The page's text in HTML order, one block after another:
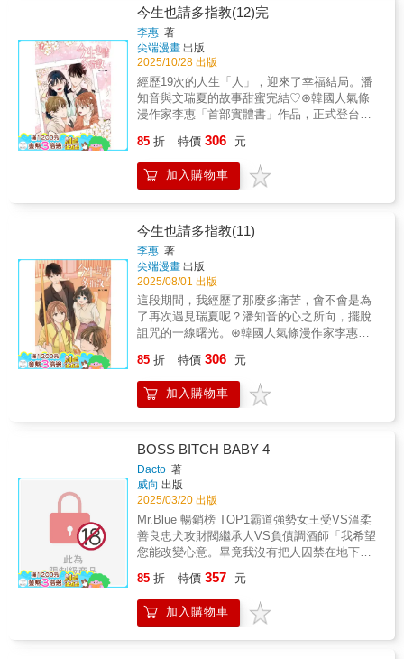
力表層有燙粉色的作者簽名，漫迷必收！注意
事項：1. 表面可能存在細小劃痕，此情況不在
售後範圍內2. 壓克力表層為了燙金，會先將保
護膜撕除再燙金，故表面無法覆膜，請勿嘗試
撕膜，如因人為破壞導致壓克力層損傷，此情
況不得退換貨3. 包邊因工藝限制可能存在皺
褶、翹邊、溢膠等情況，屬正常現象，不視為
瑕疵4. 商品出廠後，板子會因環境因素產生彎
曲，屬正常現象，不視為瑕疵5. 請勿靠近火
尖銳物品碰觸二、雙閃徽章組（母女款，1組2
款）尺寸：直徑5.8cm圓形徽章材質：彩瓷閃
底、表層有燙金及燙銀最美麗的母女檔身影，
射票（1組2款）尺寸：6x18cm、雙面不同圖材
質：鐳射銀卡╱UV印刷╱絲絨霧膜+局部立體
磨砂「皇室大婚款」為絲絨銀票卡、「花容月
貌款」為磨砂鐳射票，兩款不同材質的票卡，
呈現不同閃光質感。兩款皆為雙面不同圖，可
當書籤使用，或當票卡收藏。四、明信片A組尺
寸：10.5x15cm明信片1組3款，共2組6款，快
和每天喝得酩酊大醉的母親住在貧民區相依為
命，即使被母親嫌棄，她仍敬業工作，獨自養
家糊口。直到有天，媽媽從恍如隔世的宿醉中
守護寶貝女兒，於是，告訴莉莉卡，她要去參
加一場重要的宮廷舞會……幾天後，突然有人
來接莉莉卡入宮，原來母親和皇帝私下達成協
議，成了契約皇后，莉莉卡也從平民少女搖身
變成帝國唯一的皇女，而繼兄則為皇太子。單
純的莉莉卡就此闖入充滿魔法與險惡人心的皇
城，稟持著「契約皇女」應有的敬業精神，在
爾虞我詐的宮廷裡展開華麗冒險！「啊啊，原
來被母親抱在懷裡，是這麼美妙的一件事
更多精采活動與新書訊息請關注：愛呦文創粉
絲團：https://www.facebook.com/iyao.book/
限，送完為止，預購結束後所出貨的商品就不
再附贈3. 商品示意圖僅供參考，實際印刷顏色
及效果請以實品為準，謝謝4. 贈品盒等外包裝
為保護之用，若因運送產生些微碰撞、壓痕等
狀況皆屬正常現象，恕無法退換= 商品簡介 =
一、磁吸壓克力串串吊飾材質：2+1cm透明壓
克力╱皆雙面同圖╱底座有埋磁鐵尺寸：吊飾
後，莉莉卡有如灰姑娘般要參加宮廷舞會了！
串串壓克力可磁吸在冰箱、白板、電腦主機、
辦公桌隔板……等任何帶磁性的物品上。注意
磁，恕無法退換3. 壓克力製品較脆弱，使用時
請小心勿揮落或碰掉，若使用不當而摔壞，恕
無法退換二、水晶浮雕燙金轉印貼紙（1組2
款）尺寸：10.5x15cm╱燙玫瑰金使用方式：
可自行剪貼在任何平面物品上，例如筆電、手
機殼、水杯……等。另附一個天地蓋的方形小
鐵盒，可以自行用貼紙做裝飾，並收納剪下來
項：1. 鐵盒表面可能存在細小劃痕，此情況不
用 3. 將剪下的貼紙撕下離型紙，放到想黏
貼的物品位子上，用手壓到密合，慢慢撕下保
護膜三、明信片B組尺寸：10.5x15cm明信片1
善良樂觀的莉莉卡，和每天喝得酩酊大醉的母
親住在貧民區相依為命，即使被母親嫌棄，她
仍敬業工作，獨自養家糊口。直到有天，媽媽
從恍如隔世的宿醉中驚醒，想起前世種種，悔
恨不已，母女抱頭痛哭一場後，媽媽發誓今生
要想辦法出人頭地，守護寶貝女兒，於是，告
訴莉莉卡，她要去參加一場重要的宮廷舞
會……幾天後，突然有人來接莉莉卡入宮，原
來母親和皇帝私下達成協議，成了契約皇后，
莉莉卡也從平民少女搖身變成帝國唯一的皇
女，而繼兄則為皇太子。單純的莉莉卡就此闖
卡、磁吸串串壓克力吊飾、水晶浮雕轉印貼紙
（附天地蓋小方盒）……獨家精美周邊，限量
珍藏 ★ 隨書好禮大方送： 隨書贈送「莉莉，
我愛妳」精美留言卡 ★預購贈品： 「成為契約
家人」PVC透卡 尺寸：5.4x8.5cm PVC透卡一
組三款，莉莉卡、母親和皇帝陛下，一家三
口，缺一不可，限量珍藏 （數量有限，送完為
止） 善良樂觀的莉莉卡，和每天喝得酩酊大醉
的母親住在貧民區相依為命，即使被母親嫌
天，媽媽從恍如隔世的宿醉中驚醒，想起前世
種種，悔恨不已，母女抱頭痛哭一場後，媽媽
發誓今生要想辦法出人頭地，守護寶貝女兒，
於是，告訴莉莉卡，她要去參加一場重要的宮
廷舞會……幾天後，突然有人來接莉莉卡入
宮，原來母親和皇帝私下達成協議，成了契約
皇后，莉莉卡也從平民少女搖身變成帝國唯一
的皇女，而繼兄則為皇太子。單純的莉莉卡就
此闖入充滿魔法與險惡人心的皇城，稟持著
「契約皇女」應有的敬業精神，在爾虞我詐的
宮廷裡展開華麗冒險！「啊啊，原來被母親抱
在懷裡，是這麼美妙的一件事啊！」＝延伸閱
讀＝愛生活◆愛閱讀◆愛創作更多精采活動與
新書訊息請關注：愛呦文創粉絲團：
https://www.facebook.com/iyao.book/
今生也請多指教(12)完
李惠 著
尖端漫畫 出版
2025/10/28 出版
經歷19次的人生「人」，迎來了幸福結局。潘
知音與文瑞夏的故事甜蜜完結♡⊛韓國人氣條
漫作家李惠「首部實體書」作品，正式登台！
萬觀看次數、9.98分超高評價，一看就入迷！⊛
同名真人版電視劇由製作多部現象級韓劇《鬼
怪》、《愛的迫降》的tvN操刀，《哲仁皇后》
為與你相遇。甜到牙疼!!超越輪迴的愛情故事♥
史上最會撩人的女主角潘知音，今生也要積極
向文瑞夏發動直球攻勢!!【故事簡介】收錄平淡
而深刻的過去、現在，以及未來!!一切事件結束
後的四人、高中時期的文瑞夏與河道允、與文
瑞夏重逢之前的潘知音，那些在本傳之外，不
為人知的故事們……- 為愛轉世！《今生也請多
指教》浪漫原著至LINE WEBTOON 搶先看>>
https://lin.ee/omhNJ6e/wttw
85 折 特價 306 元
加入購物車
今生也請多指教(11)
李惠 著
尖端漫畫 出版
2025/08/01 出版
這段期間，我經歷了那麼多痛苦，會不會是為
了再次遇見瑞夏呢？潘知音的心之所向，擺脫
詛咒的一線曙光。⊛韓國人氣條漫作家李惠
WEBTOON人氣排行榜作品，超過3000萬觀看
次數、9.98分超高評價，一看就入迷！⊛同名真
人版電視劇由製作多部現象級韓劇《鬼怪》、
潮！下一生，我也想記住你；這一世，只為與
你相遇。甜到牙疼!!超越輪迴的愛情故事♥史上
最會撩人的女主角潘知音，今生也要積極向文
瑞夏發動直球攻勢!!【故事簡介】潘知音試著去
找出自己為何擁有前世的記憶，卻被自己無數
痛苦集結而成的心魔阻撓。潘知音是否能破除
詛咒，擺脫永無止境的人生？- 為愛轉世！《今
生也請多指教》浪漫原著至LINE WEBTOON
搶先看>> https://lin.ee/omhNJ6e/wttw
85 折 特價 306 元
加入購物車
BOSS BITCH BABY 4
Dacto 著
威向 出版
2025/03/20 出版
Mr.Blue 暢銷榜 TOP1霸道強勢女王受VS溫柔
善良忠犬攻財閥繼承人VS負債調酒師「我希望
您能改變心意。畢竟我沒有把人囚禁在地下
就沒打算給我拒絕的選項啊。」「您要這麼
說，也對。」台版獨家番外（印在書內）作者
印簽（印在書內）首刷特典貼紙
85 折 特價 357 元
加入購物車